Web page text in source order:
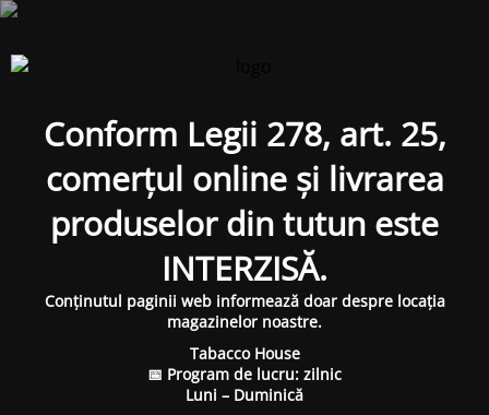
Conform Legii 278, art. 25,
comerțul online și livrarea
produselor din tutun este
INTERZISĂ.
Conținutul paginii web informează doar despre locația
magazinelor noastre.
Tabacco House
📅 Program de lucru: zilnic
Luni – Duminică